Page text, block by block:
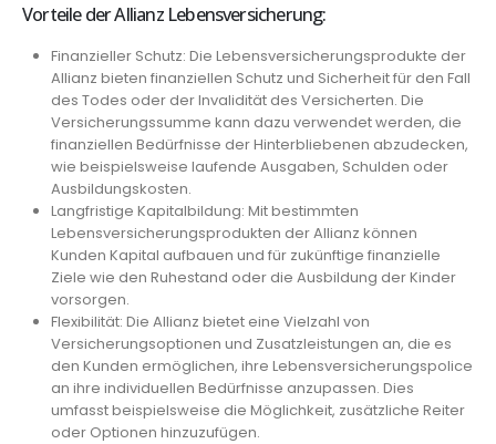
Vorteile der Allianz Lebensversicherung:
Finanzieller Schutz: Die Lebensversicherungsprodukte der
Allianz bieten finanziellen Schutz und Sicherheit für den Fall
des Todes oder der Invalidität des Versicherten. Die
Versicherungssumme kann dazu verwendet werden, die
finanziellen Bedürfnisse der Hinterbliebenen abzudecken,
wie beispielsweise laufende Ausgaben, Schulden oder
Ausbildungskosten.
Langfristige Kapitalbildung: Mit bestimmten
Lebensversicherungsprodukten der Allianz können
Kunden Kapital aufbauen und für zukünftige finanzielle
Ziele wie den Ruhestand oder die Ausbildung der Kinder
vorsorgen.
Flexibilität: Die Allianz bietet eine Vielzahl von
Versicherungsoptionen und Zusatzleistungen an, die es
den Kunden ermöglichen, ihre Lebensversicherungspolice
an ihre individuellen Bedürfnisse anzupassen. Dies
umfasst beispielsweise die Möglichkeit, zusätzliche Reiter
oder Optionen hinzuzufügen.